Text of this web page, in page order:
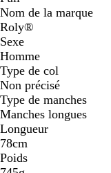
Nom de la marque
Roly®
Sexe
Homme
Type de col
Non précisé
Type de manches
Manches longues
Longueur
78cm
Poids